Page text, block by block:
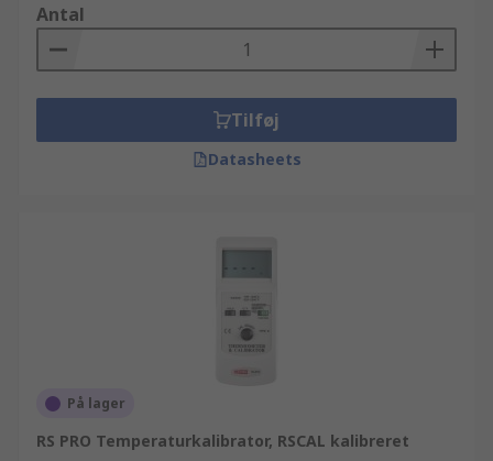
Antal
Tilføj
Datasheets
På lager
RS PRO Temperaturkalibrator, RSCAL kalibreret